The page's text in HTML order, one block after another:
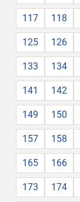
117 118
125 126
133 134
141 142
149 150
157 158
165 166
173 174